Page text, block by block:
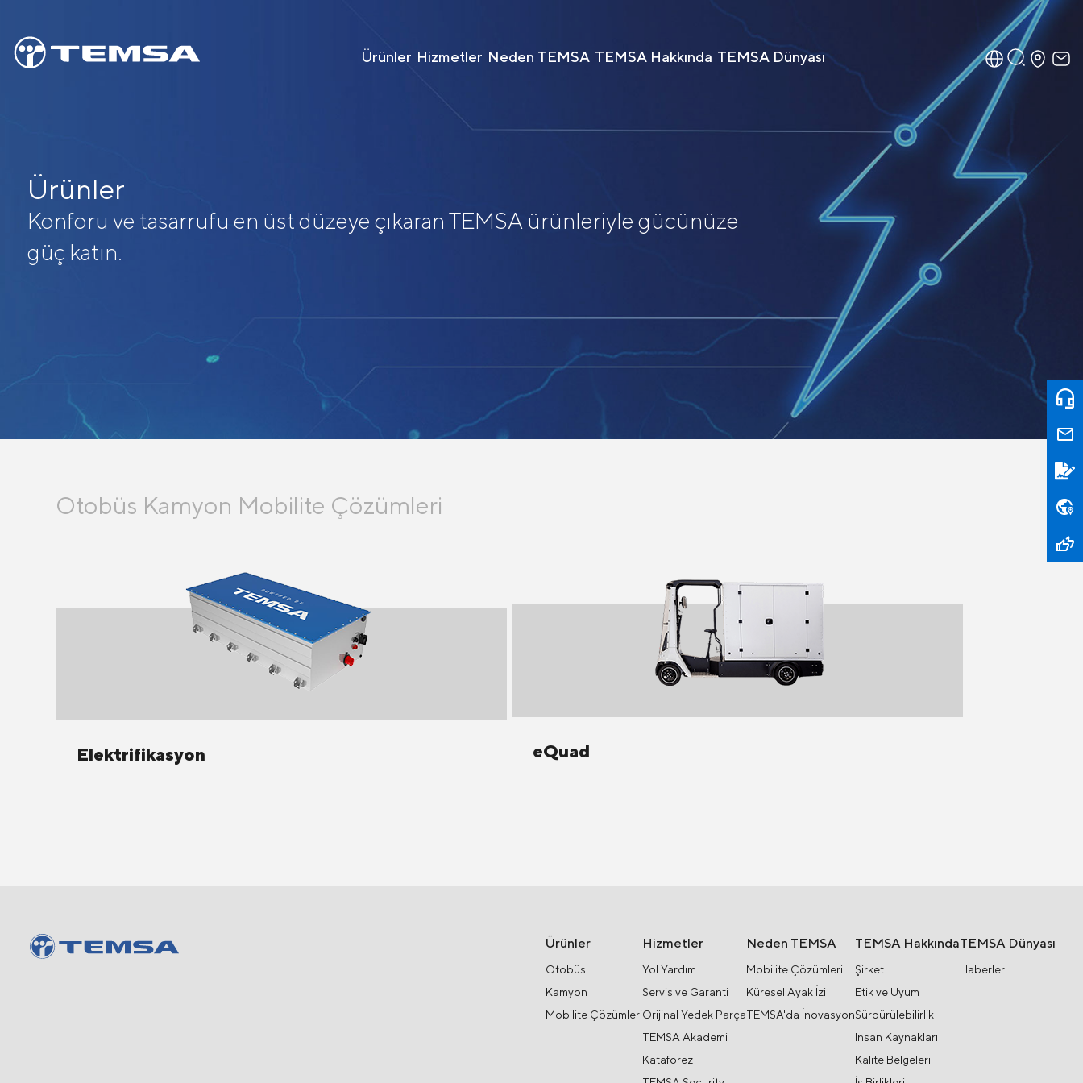
Ürünler Hizmetler Neden TEMSA TEMSA Hakkında TEMSA Dünyası
Ürünler
Konforu ve tasarrufu en üst düzeye çıkaran TEMSA ürünleriyle gücünüze
güç katın.
Otobüs Kamyon Mobilite Çözümleri
Elektrifikasyon eQuad
Ürünler
Otobüs
Kamyon
Mobilite Çözümleri
Hizmetler
Yol Yardım
Servis ve Garanti
Orijinal Yedek Parça
TEMSA Akademi
Kataforez
Neden TEMSA
Mobilite Çözümleri
Küresel Ayak İzi
TEMSA'da İnovasyon
TEMSA Hakkında
Şirket
Etik ve Uyum
Sürdürülebilirlik
İnsan Kaynakları
Kalite Belgeleri
TEMSA Dünyası
Haberler